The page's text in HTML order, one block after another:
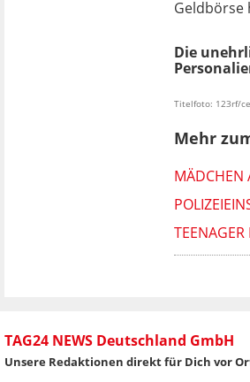
Geldbörse
Die
Titelfoto: 123rf/
Mehr
MÄDCHEN
TAG24 NEWS Deutschland GmbH
Unsere Redaktionen direkt für Dich vor